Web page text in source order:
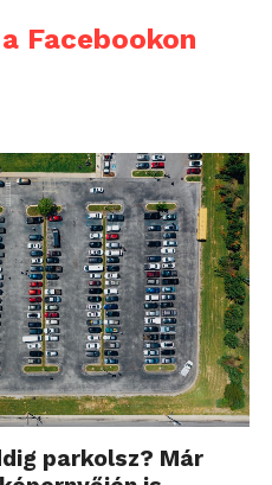
Facebookon
parkolsz? Már